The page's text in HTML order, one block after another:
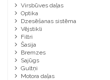
Virsbūves daļas
Optika
Dzesēšanas sistēma
Vējstikli
Filtri
Šasija
Bremzes
Sajūgs
Gultņi
Motora daļas